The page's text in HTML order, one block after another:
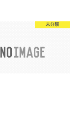
未分類